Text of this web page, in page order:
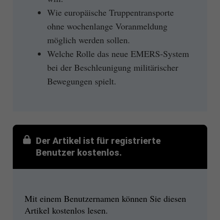
Wie europäische Truppentransporte
ohne wochenlange Voranmeldung
möglich werden sollen.
Welche Rolle das neue EMERS-System
bei der Beschleunigung militärischer
Bewegungen spielt.
Der Artikel ist für registrierte
Benutzer kostenlos.
Mit einem Benutzernamen können Sie diesen
Artikel kostenlos lesen.